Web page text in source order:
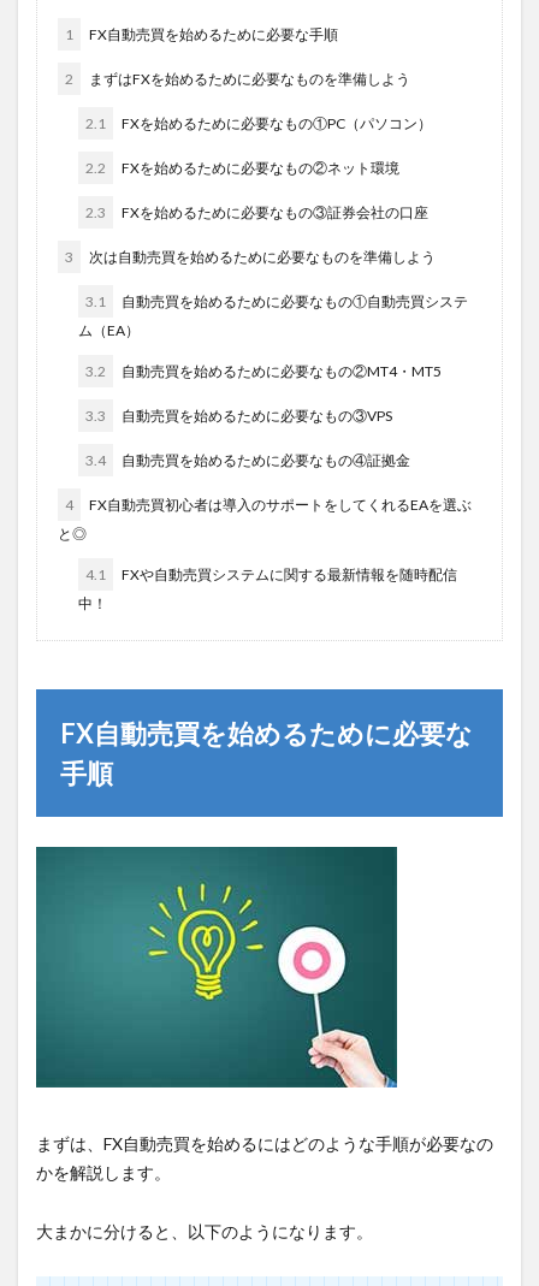
1 FX自動売買を始めるために必要な手順
2 まずはFXを始めるために必要なものを準備しよう
2.1 FXを始めるために必要なもの①PC（パソコン）
2.2 FXを始めるために必要なもの②ネット環境
2.3 FXを始めるために必要なもの③証券会社の口座
3 次は自動売買を始めるために必要なものを準備しよう
3.1
自動売買を始めるために必要なもの①自動売買システ
ム（EA）
3.2 自動売買を始めるために必要なもの②MT4・MT5
3.3 自動売買を始めるために必要なもの③VPS
3.4 自動売買を始めるために必要なもの④証拠金
4
FX自動売買初心者は導入のサポートをしてくれるEAを選ぶ
と◎
4.1
FXや自動売買システムに関する最新情報を随時配信
中！
FX自動売買を始めるために必要な
手順
まずは、FX自動売買を始めるにはどのような手順が必要なの
かを解説します。
大まかに分けると、以下のようになります。